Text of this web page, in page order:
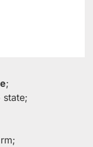
;
state;